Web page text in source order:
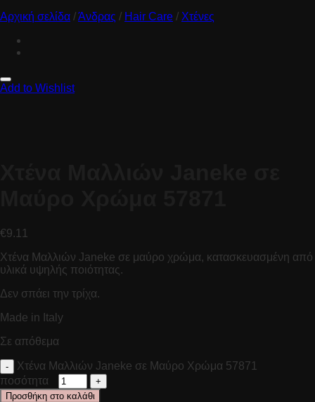
Αρχική σελίδα /Άνδρας / Hair Care / Χτένες
Add to Wishlist
€9.11
Χτένα Μαλλιών Janeke σε μαύρο χρώμα, κατασκευασμένη από
υλικά υψηλής ποιότητας.
Δεν σπάει την τρίχα.
Made in Italy
Σε απόθεμα
Χτένα Μαλλιών Janeke σε Μαύρο Χρώμα 57871
ποσότητα
Προσθήκη στο καλάθι